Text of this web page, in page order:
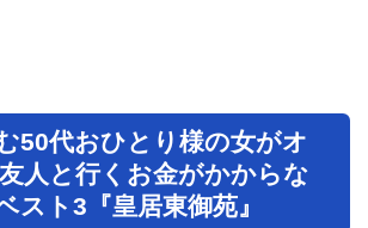
50代おひとり様の女がオ
人と行くお金がかからな
スト3『皇居東御苑』